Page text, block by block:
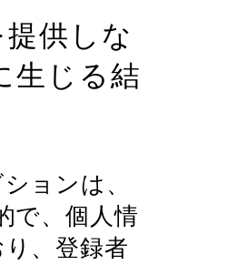
供しな
生じる結
ョンは、
で、個人情
、登録者